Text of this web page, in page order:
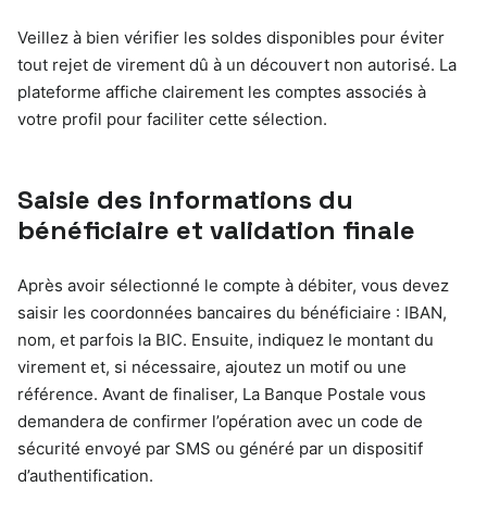
Veillez à bien vérifier les soldes disponibles pour éviter
tout rejet de virement dû à un découvert non autorisé. La
plateforme affiche clairement les comptes associés à
votre profil pour faciliter cette sélection.
Saisie des informations du
bénéficiaire et validation finale
Après avoir sélectionné le compte à débiter, vous devez
saisir les coordonnées bancaires du bénéficiaire : IBAN,
nom, et parfois la BIC. Ensuite, indiquez le montant du
virement et, si nécessaire, ajoutez un motif ou une
référence. Avant de finaliser, La Banque Postale vous
demandera de confirmer l’opération avec un code de
sécurité envoyé par SMS ou généré par un dispositif
d’authentification.